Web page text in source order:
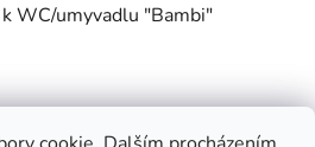
WC/umyvadlu "Bambi"